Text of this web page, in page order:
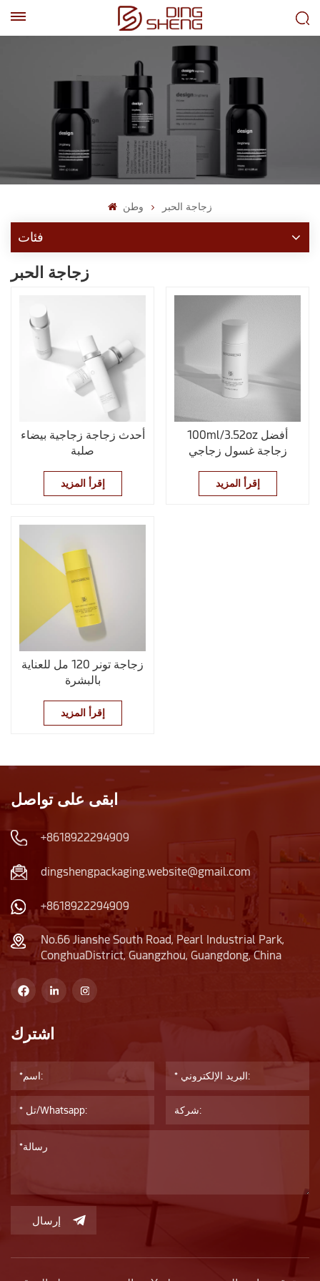
وطن زجاجة الحبر
فئات
زجاجة الحبر
أحدث زجاجة زجاجية بيضاء
صلبة
إقرأ المزيد
100ml/3.52oz أفضل
زجاجة غسول زجاجي
إقرأ المزيد
زجاجة تونر 120 مل للعناية
بالبشرة
إقرأ المزيد
ابقى على تواصل
+8618922294909
dingshengpackaging.website@gmail.com
+8618922294909
No.66 Jianshe South Road, Pearl Industrial Park,
ConghuaDistrict, Guangzhou, Guangdong, China
اشترك
إرسال